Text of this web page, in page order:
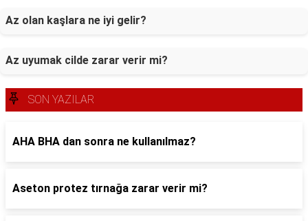
Az olan kaşlara ne iyi gelir?
Az uyumak cilde zarar verir mi?
SON YAZILAR
AHA BHA dan sonra ne kullanılmaz?
Aseton protez tırnağa zarar verir mi?